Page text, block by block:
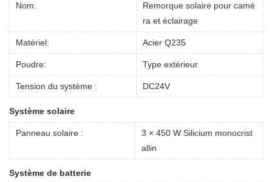
Nom:
Remorque solaire pour camé
ra et éclairage
Matériel: Acier Q235
Poudre: Type extérieur
Tension du système : DC24V
Système solaire
Panneau solaire :
3 × 450 W Silicium monocrist
allin
Système de batterie